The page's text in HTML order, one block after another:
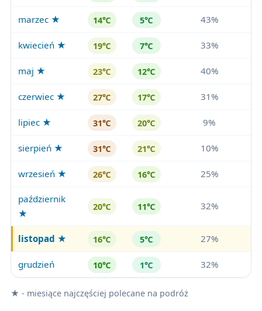
marzec ★ 14℃ 5℃ 43%
kwiecień ★ 19℃ 7℃ 33%
maj ★ 23℃ 12℃ 40%
czerwiec ★ 27℃ 17℃ 31%
lipiec ★ 31℃ 20℃ 9%
sierpień ★ 31℃ 21℃ 10%
wrzesień ★ 26℃ 16℃ 25%
październik
★
20℃ 11℃ 32%
listopad ★ 16℃ 5℃ 27%
grudzień 10℃ 1℃ 32%
★ - miesiące najczęściej polecane na podróż